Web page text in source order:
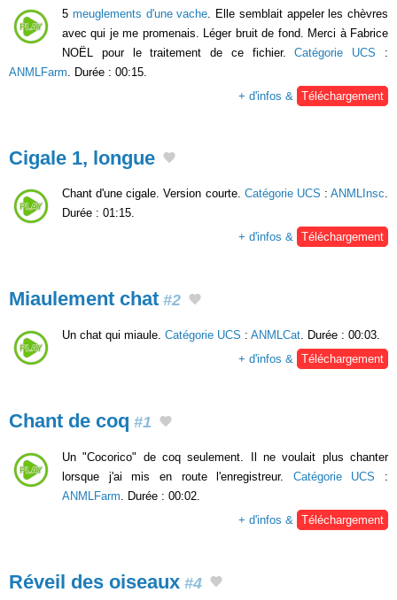
5 meuglements d'une vache . Elle semblait appeler les chèvres
avec qui je me promenais. Léger bruit de fond. Merci à Fabrice
NOËL pour le traitement de ce fichier.Catégorie UCS :
ANMLFarm . Durée : 00:15.
+ d'infos &
Téléchargement
Cigale 1, longue
Chant d'une cigale. Version courte. Catégorie UCS : ANMLInsc.
Durée : 01:15.
+ d'infos & Téléchargement
Miaulement chat #2
Un chat qui miaule. Catégorie UCS : ANMLCat . Durée : 00:03.
+ d'infos &
Téléchargement
Chant de coq #1
Un "Cocorico" de coq seulement. Il ne voulait plus chanter
lorsque j'ai mis en route l'enregistreur. Catégorie UCS :
ANMLFarm . Durée : 00:02.
+ d'infos &
Téléchargement
Réveil des oiseaux #4